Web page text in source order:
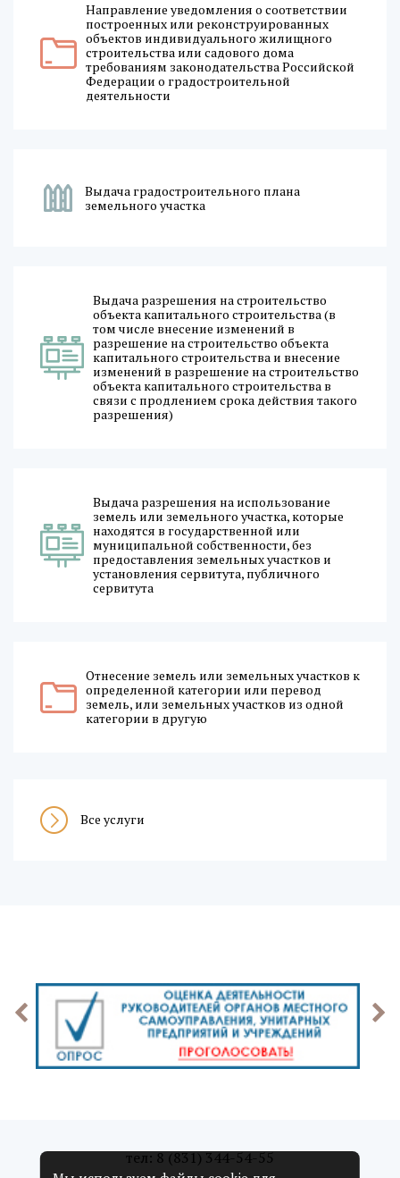
Направление уведомления о соответствии
построенных или реконструированных
объектов индивидуального жилищного
строительства или садового дома
требованиям законодательства Российской
Федерации о градостроительной
деятельности
Выдача градостроительного плана
земельного участка
Выдача разрешения на строительство
объекта капитального строительства (в
том числе внесение изменений в
разрешение на строительство объекта
капитального строительства и внесение
изменений в разрешение на строительство
объекта капитального строительства в
связи с продлением срока действия такого
разрешения)
Выдача разрешения на использование
земель или земельного участка, которые
находятся в государственной или
муниципальной собственности, без
предоставления земельных участков и
установления сервитута, публичного
сервитута
Отнесение земель или земельных участков к
определенной категории или перевод
земель, или земельных участков из одной
категории в другую
Все услуги
тел: 8 (831) 344-54-55